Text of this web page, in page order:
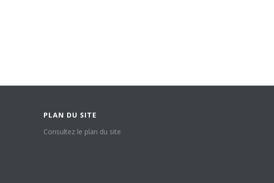
PLAN DU SITE
Consultez le plan du site